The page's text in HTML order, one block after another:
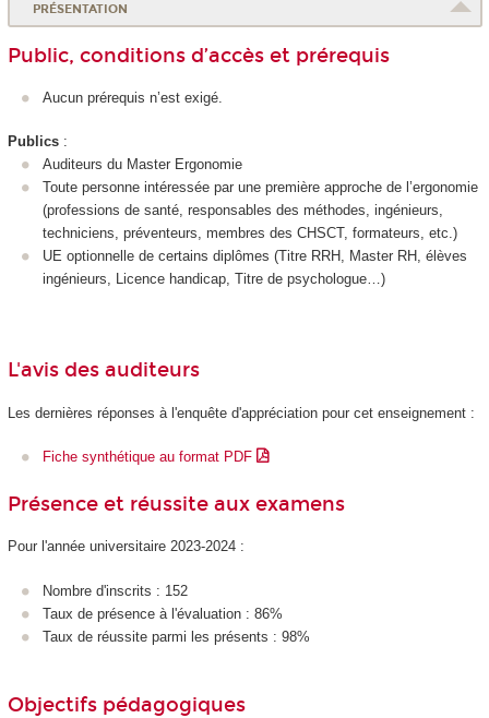
PRÉSENTATION
Public, conditions d’accès et prérequis
Aucun prérequis n’est exigé.
Publics:
Auditeurs du Master Ergonomie
Toute personne intéressée par une première approche de l’ergonomie
(professions de santé, responsables des méthodes, ingénieurs,
techniciens, préventeurs, membres des CHSCT, formateurs, etc.)
UE optionnelle de certains diplômes (Titre RRH, Master RH, élèves
ingénieurs, Licence handicap, Titre de psychologue…)
L'avis des auditeurs
Les dernières réponses à l'enquête d'appréciation pour cet enseignement :
Fiche synthétique au format PDF
Présence et réussite aux examens
Pour l'année universitaire 2023-2024 :
Nombre d'inscrits : 152
Taux de présence à l'évaluation : 86%
Taux de réussite parmi les présents : 98%
Objectifs pédagogiques